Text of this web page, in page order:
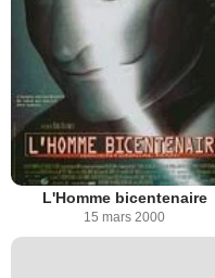
L'Homme bicentenaire
15 mars 2000